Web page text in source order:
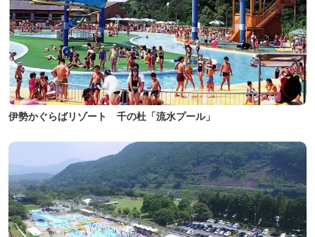
伊勢かぐらばリゾート 千の杜「流水プール」